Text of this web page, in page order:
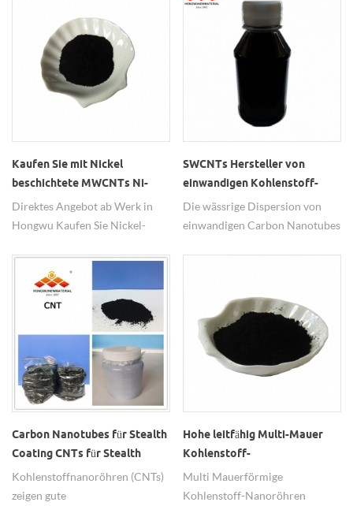
Kaufen Sie mit Nickel
beschichtete MWCNTs Ni-
funktionierte
Kohlenstoffnanoröhren
Direktes Angebot ab Werk in
Hongwu Kaufen Sie Nickel-
funktionierte Kohlenstoff-
Nanoröhren, verschiedene
Durchmesser und Längen von
MWCNT zur Auswahl, Ni-
beschichtet 40% / 60%,
verbessern die
Dispersionsleistung und die
elektromagnetischen
Eigenschaften
SWCNTs Hersteller von
einwandigen Kohlenstoff-
Nanoröhrchen-
Wasserdispersionen
Die wässrige Dispersion von
einwandigen Carbon Nanotubes
Die Konzentration der SWCNT-
Wasserlösung kann eingestellt
werden. Neben dem SWCNT-
Typ sind auch doppel- und
mehrwandige CNT-
Carbon Nanotubes für Stealth
Coating CNTs für Stealth
Paint
Kohlenstoffnanoröhren (CNTs)
zeigen gute
Hohe leitfähig Multi-Mauer
Kohlenstoff-
Nanoröhrenpulver Preis
Multi Mauerförmige
Kohlenstoff-Nanoröhren